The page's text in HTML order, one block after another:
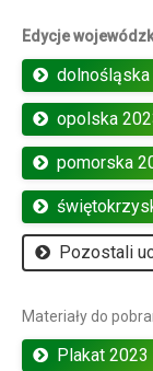
Edycje
dolnośląska
opolska
pomorska
Pozostali
Materiały do
Plakat 2023